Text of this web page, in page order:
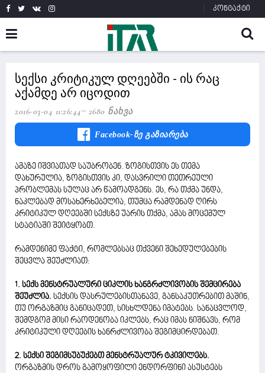
კონტაქტი
სექსი კრიტიკულ დღეებში - ის რაც
აქამდე არ იცოდით
2016-03-04 11:26:44 2680 Ნახვა
Facebook-Ზე Გაზიარება
ამაზე იშვიათად საუბრობენ. ზოგისთვის ეს თემა
დახურულია, ზოგისთვის კი, დასვრილი თეთრეული
პრობლემას სულაც არ წამოადგენს. ეს, რა თქმა უნდა,
ნაკლებად მოსახერხებელია, თუმცა რამდენად ღირს
კრიტიკულ დღეებში სექსზე უარის თქმა, ამას მოცემულ
სტატიაში შეიტყობთ.
რამდენიმე ფაქტი, რომლებსაც თქვენი შეხედულებების
შეცვლა შეუძლიათ:
1. სექს მენსტრუალური ციკლის ხანგრძლივობის შემცირება
შეუძლია. სექსის დასრულებისთანავე, განსაკუთრებით მაშინ,
თუ ორგაზმიც განიცადეთ, სისხლდენა იმატებს. სანაცვლოდ,
შემდგომ მისი რაოდენობა იკლებს, რაც იმას ნიშნავს, რომ
კრიტიკული დღეების ხანრძლივობა შეგიმცირდებათ.
2. სექსი შეგიმსუბუქებთ მენსტრუალურ ტკივილებს.
ორგაზმის დროს გამოყოფილი ენდორფინი ასუსტებს